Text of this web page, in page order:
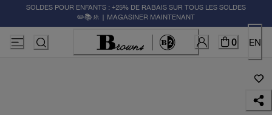
SOLDES POUR ENFANTS : +25% DE RABAIS SUR TOUS LES SOLDES
✏️📚🚸 | MAGASINER MAINTENANT
0 EN